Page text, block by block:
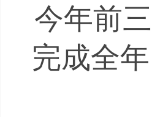
今年前
完成全